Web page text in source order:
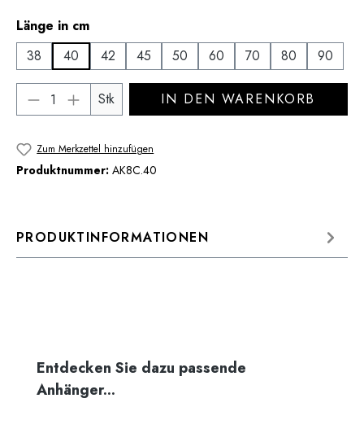
Länge in cmauswählen
38
40 42 45 50 60 70 80 90
Produkt Anzahl: Gib den gewünschten
Stk IN DEN WARENKORB
Zum Merkzettel hinzufügen
Produktnummer: AK8C.40
PRODUKTINFORMATIONEN
Produktgalerie überspringen
Entdecken Sie dazu passende
Anhänger...